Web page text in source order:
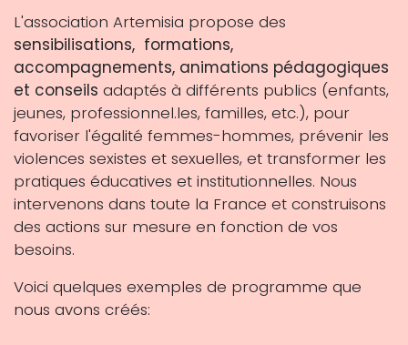
L'association Artemisia propose des
sensibilisations, formations,
accompagnements, animations pédagogiques
et conseils adaptés à différents publics (enfants,
jeunes, professionnel.les, familles, etc.), pour
favoriser l'égalité femmes-hommes, prévenir les
violences sexistes et sexuelles, et transformer les
pratiques éducatives et institutionnelles. Nous
intervenons dans toute la France et construisons
des actions sur mesure en fonction de vos
besoins.
Voici quelques exemples de programme que
nous avons créés: